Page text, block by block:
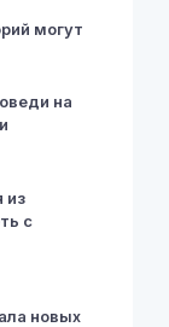
могут
на
из
с
новых